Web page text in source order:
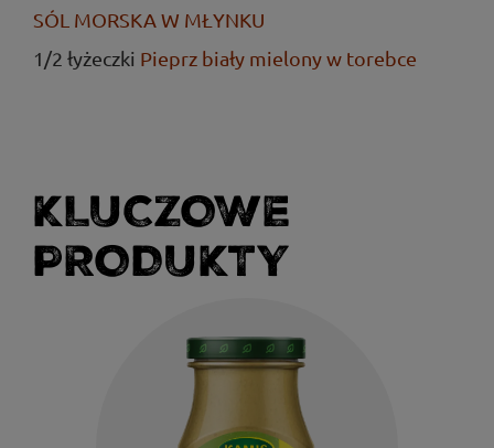
SÓL MORSKA W MŁYNKU
1/2 łyżeczki Pieprz biały mielony w torebce
KLUCZOWE
PRODUKTY